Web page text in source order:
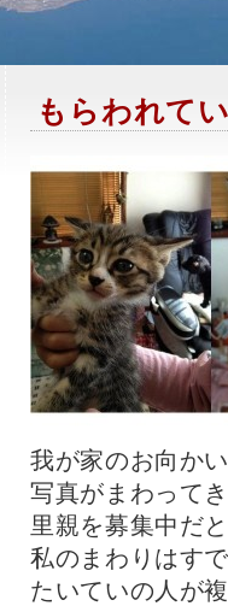
もらわれて
我が家のお向か
写真がまわって
里親を募集中だ
私のまわりはす
たいていの人が